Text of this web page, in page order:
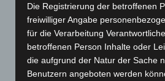
Dezember 2025(103)
November 2025(114)
Oktober 2025 (112)
September 2025(93)
Die Registrierung der betroffenen
freiwilliger Angabe
für die Verarbeitung
betroffenen Person Inhalte oder
die aufgrund der Natur der Sache
Benutzern angeboten werden